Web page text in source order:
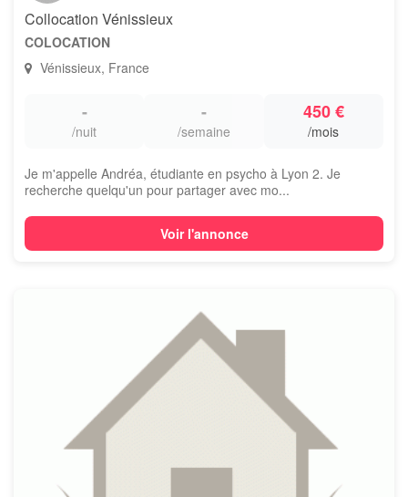
Collocation Vénissieux
COLOCATION
Vénissieux, France
-
/nuit
-
/semaine
450 €
/mois
Je m'appelle Andréa, étudiante en psycho à Lyon 2. Je
recherche quelqu'un pour partager avec mo...
Voir l'annonce